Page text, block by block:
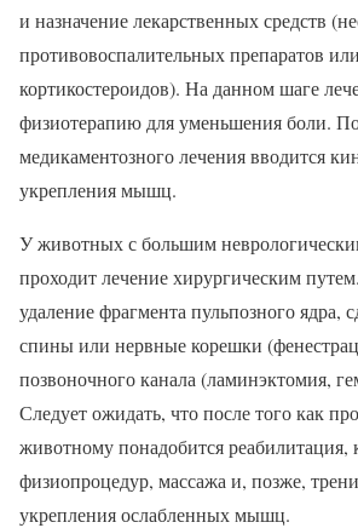
и назначение лекарственных средств
противовоспалительных препаратов или
кортикостероидов). На данном шаге
физиотерапию для уменьшения боли.
медикаментозного лечения вводится
укрепления мышц.
У животных с большим
проходит лечение хирургическим
удаление фрагмента пульпозного ядра,
спины или нервные корешки
позвоночного канала (ламинэктомия,
Следует ожидать, что после того как
животному понадобится реабилитация,
физиопроцедур, массажа и, позже,
укрепления ослабленных мышц.